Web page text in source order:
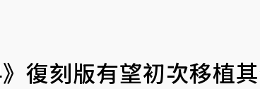
復刻版有望初次移植